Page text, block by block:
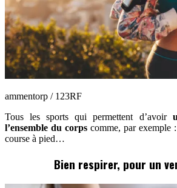
ammentorp / 123RF
Tous les sports qui permettent d’avoir
l’ensemble du corps comme, par exemple
course à pied…
Bien respirer, pour un